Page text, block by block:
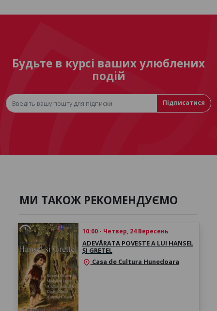
Будьте в курсі ваших улюблених
подій
Підписатися
МИ ТАКОЖ РЕКОМЕНДУЄМО
10:00 - Четвер, 24 Вересень
ADEVĂRATA POVESTE A LUI HANSEL
ȘI GRETEL
location_on Casa de Cultura Hunedoara